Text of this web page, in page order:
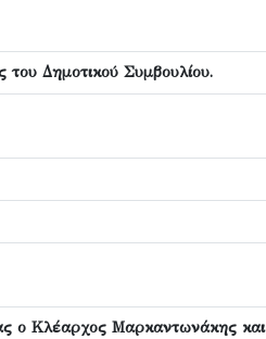
του Δημοτικού Συμβουλίου.
ο Κλέαρχος Μαρκαντωνάκης και